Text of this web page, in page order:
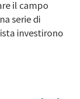
il campo
serie di
investirono